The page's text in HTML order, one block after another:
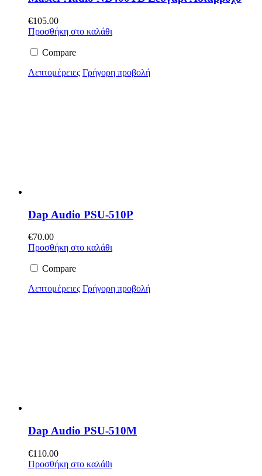
€105.00
Προσθήκη στο καλάθι
Compare
Λεπτομέρειες Γρήγορη προβολή
Dap Audio PSU-510P
€70.00
Προσθήκη στο καλάθι
Compare
Λεπτομέρειες Γρήγορη προβολή
Dap Audio PSU-510M
€110.00
Προσθήκη στο καλάθι